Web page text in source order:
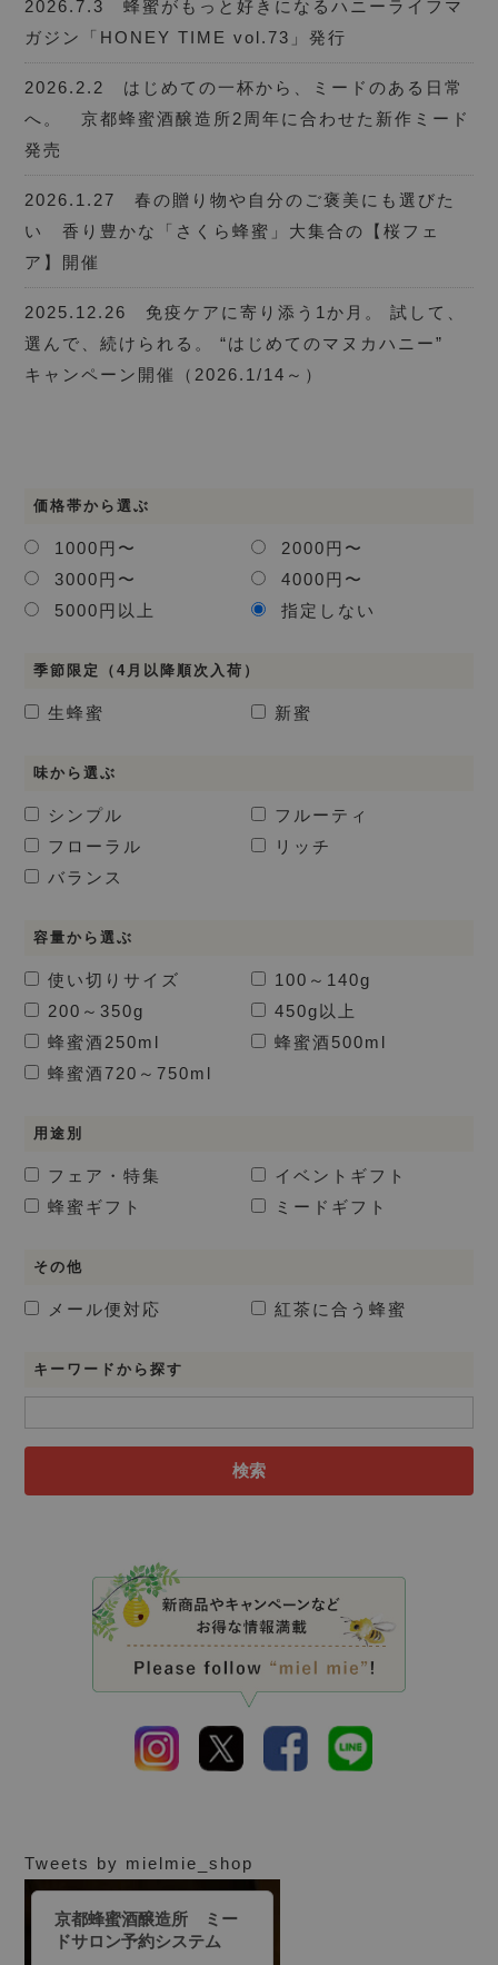
2026.7.3 蜂蜜がもっと好きになるハニーライフマ
ガジン「HONEY TIME vol.73」発行
2026.2.2 はじめての一杯から、ミードのある日常
へ。 京都蜂蜜酒醸造所2周年に合わせた新作ミード
発売
2026.1.27 春の贈り物や自分のご褒美にも選びた
い 香り豊かな「さくら蜂蜜」大集合の【桜フェ
ア】開催
2025.12.26 免疫ケアに寄り添う1か月。 試して、
選んで、続けられる。 “はじめてのマヌカハニー”
キャンペーン開催（2026.1/14～）
価格帯から選ぶ
1000円〜
2000円〜
3000円〜
4000円〜
5000円以上
指定しない
季節限定（4月以降順次入荷）
生蜂蜜 新蜜
味から選ぶ
シンプル
フルーティ
フローラル
リッチ
バランス
容量から選ぶ
使い切りサイズ
100～140g
200～350g
450g以上
蜂蜜酒 250ml 蜂蜜酒 500ml
蜂蜜酒720～750ml
用途別
フェア・特集
イベントギフト
蜂蜜ギフト
ミードギフト
その他
メール便対応 紅茶に合う蜂蜜
キーワードから探す
検索
Tweets by mielmie_shop